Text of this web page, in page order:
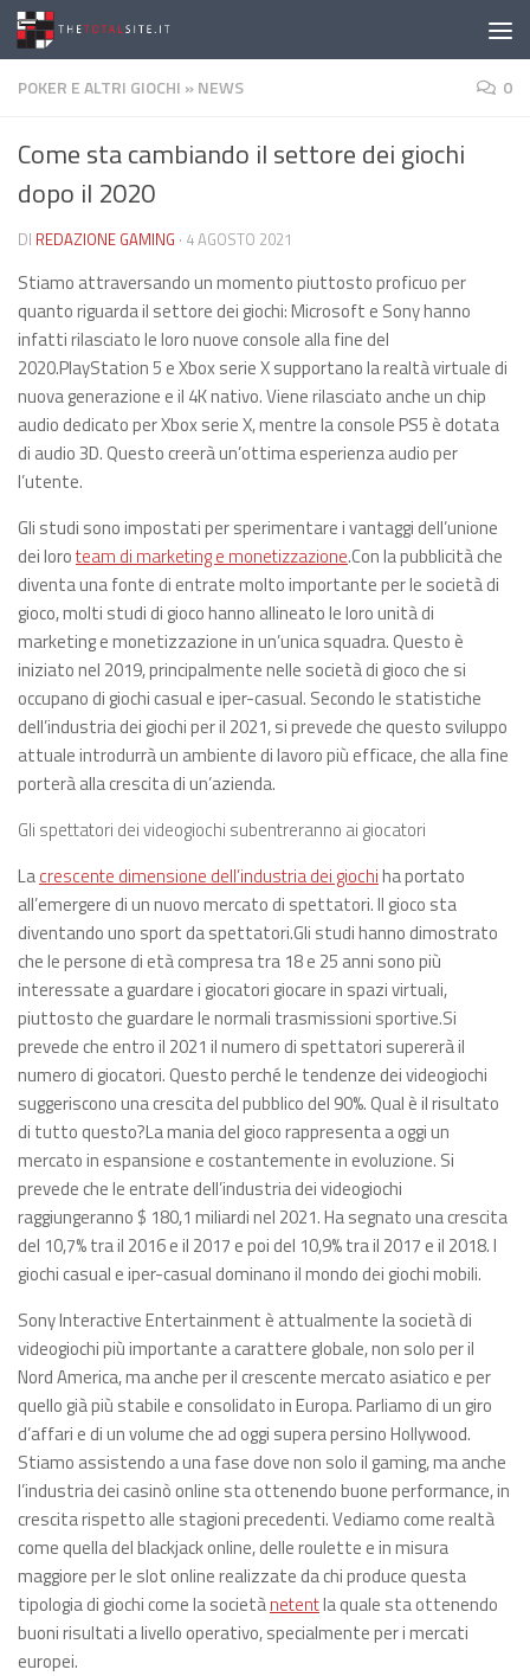
Salta al contenuto
POKER E ALTRI GIOCHI »NEWS 0
Come sta cambiando il settore dei giochi
dopo il 2020
DI REDAZIONE GAMING · 4 AGOSTO 2021
Stiamo attraversando un momento piuttosto proficuo per
quanto riguarda il settore dei giochi: Microsoft e Sony hanno
infatti rilasciato le loro nuove console alla fine del
2020.PlayStation 5 e Xbox serie X supportano la realtà virtuale di
nuova generazione e il 4K nativo. Viene rilasciato anche un chip
audio dedicato per Xbox serie X, mentre la console PS5 è dotata
di audio 3D. Questo creerà un’ottima esperienza audio per
l’utente.
Gli studi sono impostati per sperimentare i vantaggi dell’unione
dei loroteam di marketing e monetizzazione.Con la pubblicità che
diventa una fonte di entrate molto importante per le società di
gioco, molti studi di gioco hanno allineato le loro unità di
marketing e monetizzazione in un’unica squadra. Questo è
iniziato nel 2019, principalmente nelle società di gioco che si
occupano di giochi casual e iper-casual. Secondo le statistiche
dell’industria dei giochi per il 2021, si prevede che questo sviluppo
attuale introdurrà un ambiente di lavoro più efficace, che alla fine
porterà alla crescita di un’azienda.
Gli spettatori dei videogiochi subentreranno ai giocatori
Lacrescente dimensione dell’industria dei giochiha portato
all’emergere di un nuovo mercato di spettatori. Il gioco sta
diventando uno sport da spettatori.Gli studi hanno dimostrato
che le persone di età compresa tra 18 e 25 anni sono più
interessate a guardare i giocatori giocare in spazi virtuali,
piuttosto che guardare le normali trasmissioni sportive.Si
prevede che entro il 2021 il numero di spettatori supererà il
numero di giocatori. Questo perché le tendenze dei videogiochi
suggeriscono una crescita del pubblico del 90%. Qual è il risultato
di tutto questo?La mania del gioco rappresenta a oggi un
mercato in espansione e costantemente in evoluzione. Si
prevede che le entrate dell’industria dei videogiochi
raggiungeranno $ 180,1 miliardi nel 2021. Ha segnato una crescita
del 10,7% tra il 2016 e il 2017 e poi del 10,9% tra il 2017 e il 2018. I
giochi casual e iper-casual dominano il mondo dei giochi mobili.
Sony Interactive Entertainment è attualmente la società di
videogiochi più importante a carattere globale, non solo per il
Nord America, ma anche per il crescente mercato asiatico e per
quello già più stabile e consolidato in Europa. Parliamo di un giro
d’affari e di un volume che ad oggi supera persino Hollywood.
Stiamo assistendo a una fase dove non solo il gaming, ma anche
l’industria dei casinò online sta ottenendo buone performance, in
crescita rispetto alle stagioni precedenti. Vediamo come realtà
come quella del blackjack online, delle roulette e in misura
maggiore per le slot online realizzate da chi produce questa
tipologia di giochi come la societànetentla quale sta ottenendo
buoni risultati a livello operativo, specialmente per i mercati
europei.